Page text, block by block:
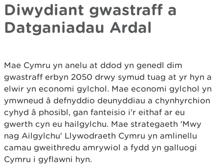
Diwydiant gwastraff a
Datganiadau Ardal
Mae Cymru yn anelu at ddod yn genedl dim
gwastraff erbyn 2050 drwy symud tuag at yr hyn a
elwir yn economi gylchol. Mae economi gylchol yn
ymwneud â defnyddio deunyddiau a chynhyrchion
cyhyd â phosibl, gan fanteisio i'r eithaf ar eu
gwerth cyn eu hailgylchu. Mae strategaeth 'Mwy
nag Ailgylchu' Llywodraeth Cymru yn amlinellu
camau gweithredu amrywiol a fydd yn galluogi
Cymru i gyflawni hyn.